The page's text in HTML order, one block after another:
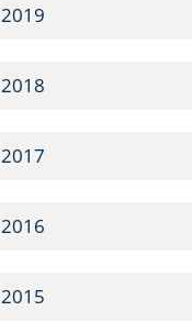
2019
2018
2017
2016
2015